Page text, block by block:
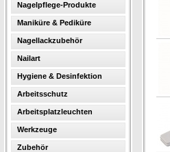
Nagelpflege-Produkte
Maniküre & Pediküre
Nagellackzubehör
Nailart
Hygiene & Desinfektion
Arbeitsschutz
Arbeitsplatzleuchten
Werkzeuge
Zubehör